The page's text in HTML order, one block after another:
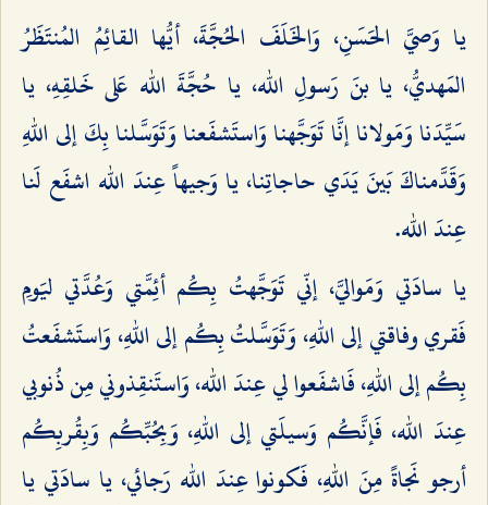
يا وَصيَّ الحَسَنِ، وَالخَلَفَ الحُجَّةَ، أيُّها القائِمُ المُنتَظَرُ
المَهديُّ، يا بنَ رَسولِ الله، يا حُجَّةَ الله عَلى خَلقِهِ، يا
سَيِّدَنا وَمَولانا إنَّا تَوَجَّهنا وَاستَشفَعنا وَتَوَسَّلنا بِكَ إلى اللهِ
وَقَدَّمناكَ بَينَ يَدَي حاجاتِنا، يا وَجيهاً عِندَ الله اشفَع لَنا
عِندَ الله.
يا سادَتي وَمَواليَّ، إنّي تَوَجَّهتُ بِكُم أئِمَّتي وَعُدَّتي ليَومِ
فَقري وفاقتي إلى اللهِ، وَتَوَسَّلتُ بِكُم إلى اللهِ، وَاستَشفَعتُ
بِكُم إلى اللهِ، فَاشفَعوا لي عِندَ الله، وَاستَنقِذوني مِن ذُنوبي
عِندَ الله، فَإنَّكُم وَسيلَتي إلى اللهِ، وَبِحُبِّكُم وَبِقُربِكُم
أرجو نَجاةً مِنَ اللهِ، فَكونوا عِندَ الله رَجائي، يا سادَتي يا